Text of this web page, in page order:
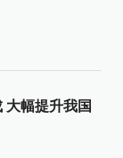
大幅提升我国